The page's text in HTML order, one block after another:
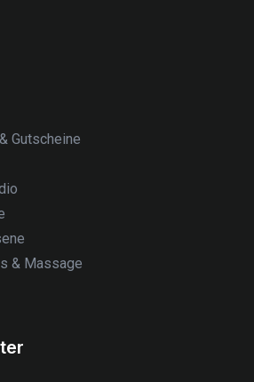
Gutscheine
& Massage